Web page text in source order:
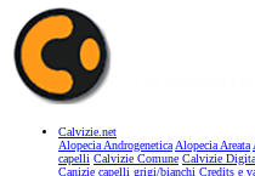
Calvizie.net
Alopecia AndrogeneticaAlopecia Areata
capelli Calvizie Comune Calvizie
Canizie capelli grigi/bianchi Credits e